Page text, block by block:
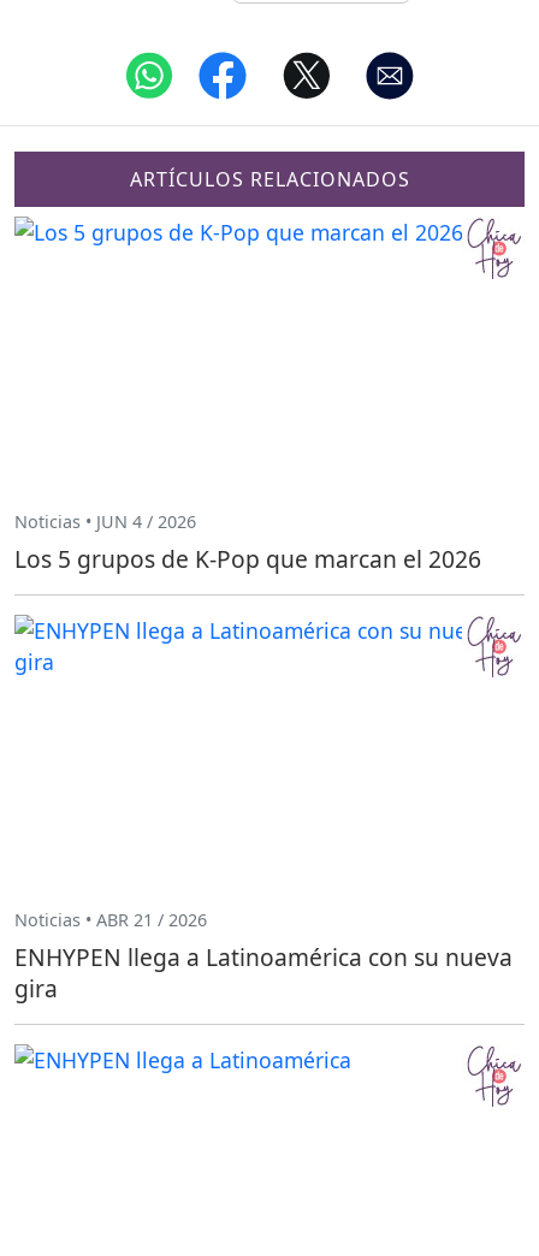
ARTÍCULOS RELACIONADOS
Noticias • JUN 4 / 2026
Los 5 grupos de K-Pop que marcan el 2026
Noticias • ABR 21 / 2026
ENHYPEN llega a Latinoamérica con su nueva
gira